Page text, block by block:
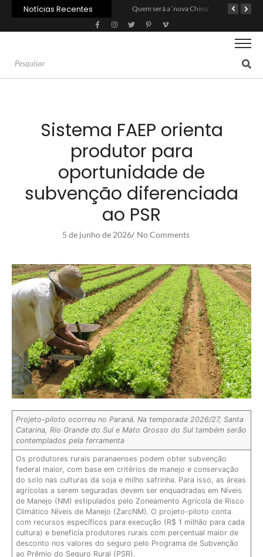
Notícias Recentes Quem será a ‘nova China’ do agro quando o apetite de Pequim acabar?
Sistema FAEP orienta
produtor para
oportunidade de
subvenção diferenciada
ao PSR
5 de junho de 2026/ No Comments
Projeto-piloto ocorreu no Paraná. Na temporada 2026/27, Santa
Catarina, Rio Grande do Sul e Mato Grosso do Sul também serão
contemplados pela ferramenta
Os produtores rurais paranaenses podem obter subvenção
federal maior, com base em critérios de manejo e conservação
do solo nas culturas da soja e milho safrinha. Para isso, as áreas
agrícolas a serem seguradas devem ser enquadradas em Níveis
de Manejo (NM) estipulados pelo Zoneamento Agrícola de Risco
Climático Níveis de Manejo (ZarcNM). O projeto-piloto conta
com recursos específicos para execução (R$ 1 milhão para cada
cultura) e beneficia produtores rurais com percentual maior de
desconto nos valores do seguro pelo Programa de Subvenção
ao Prêmio do Seguro Rural (PSR).